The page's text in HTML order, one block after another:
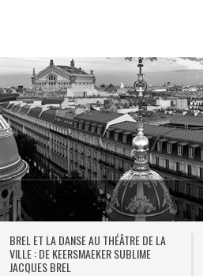
BREL ET LA DANSE AU THÉÂTRE DE LA
VILLE : DE KEERSMAEKER SUBLIME
JACQUES BREL